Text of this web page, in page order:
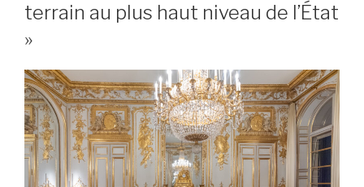
terrain au plus haut niveau de l’État
»